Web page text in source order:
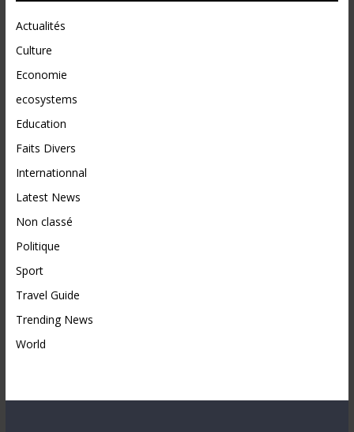
Actualités
Culture
Economie
ecosystems
Education
Faits Divers
Internationnal
Latest News
Non classé
Politique
Sport
Travel Guide
Trending News
World